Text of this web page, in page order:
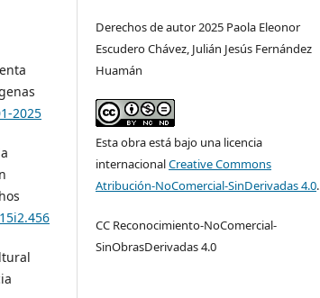
2025
Derechos de autor 2025 Paola Eleonor
Escudero Chávez, Julián Jesús Fernández
Huamán
Esta obra está bajo una licencia
internacionalCreative Commons
Atribución-NoComercial-SinDerivadas 4.0.
CC Reconocimiento-NoComercial-
SinObrasDerivadas 4.0